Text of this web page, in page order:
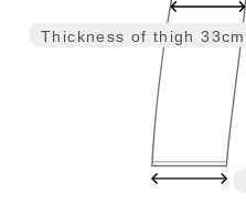
Thickness of thigh 33cm